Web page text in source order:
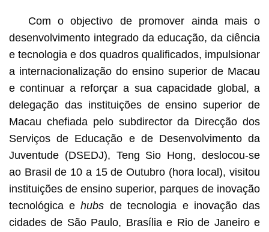
Com o objectivo de promover ainda mais o
desenvolvimento integrado da educação, da ciência
e tecnologia e dos quadros qualificados, impulsionar
a internacionalização do ensino superior de Macau
e continuar a reforçar a sua capacidade global, a
delegação das instituições de ensino superior de
Macau chefiada pelo subdirector da Direcção dos
Serviços de Educação e de Desenvolvimento da
Juventude (DSEDJ), Teng Sio Hong, deslocou-se
ao Brasil de 10 a 15 de Outubro (hora local), visitou
instituições de ensino superior, parques de inovação
tecnológica ehubs de tecnologia e inovação das
cidades de São Paulo, Brasília e Rio de Janeiro e